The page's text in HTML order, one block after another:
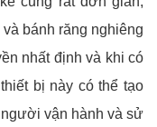
bánh răng nghiêng
nhất định và khi có
bị này có thể tạo
vận hành và sử